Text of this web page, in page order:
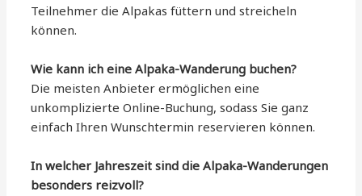
Teilnehmer die Alpakas füttern und streicheln
können.
Wie kann ich eine Alpaka-Wanderung buchen?
Die meisten Anbieter ermöglichen eine
unkomplizierte Online-Buchung, sodass Sie ganz
einfach Ihren Wunschtermin reservieren können.
In welcher Jahreszeit sind die Alpaka-Wanderungen
besonders reizvoll?